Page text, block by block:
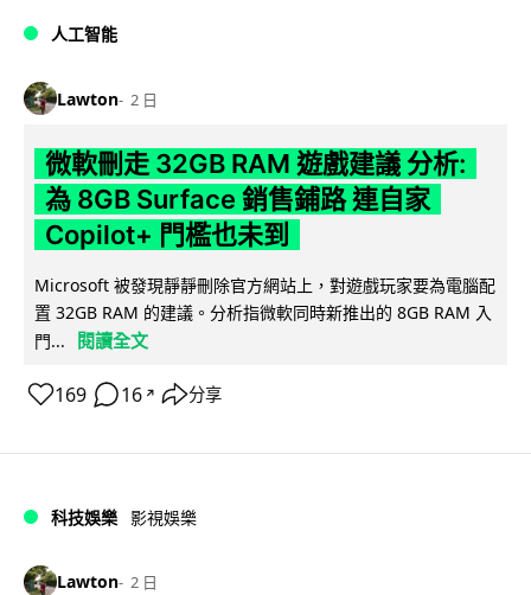
人工智能
Lawton 2 日
微軟刪走 32GB RAM 遊戲建議 分析:
為 8GB Surface 銷售鋪路 連自家
Copilot+ 門檻也未到
Microsoft 被發現靜靜刪除官方網站上，對遊戲玩家要為電腦配
置 32GB RAM 的建議。分析指微軟同時新推出的 8GB RAM 入
門...
閱讀全文
169 16 ↗ 分享
科技娛樂 影視娛樂
Lawton 2 日